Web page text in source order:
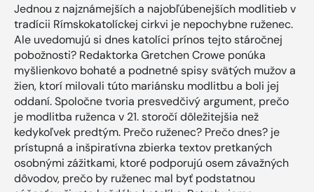
Jednou z najznámejších a najobľúbenejších modlitieb v
tradícii Rímskokatolíckej cirkvi je nepochybne ruženec.
Ale uvedomujú si dnes katolíci prínos tejto stáročnej
pobožnosti? Redaktorka Gretchen Crowe ponúka
myšlienkovo bohaté a podnetné spisy svätých mužov a
žien, ktorí milovali túto mariánsku modlitbu a boli jej
oddaní. Spoločne tvoria presvedčivý argument, prečo
je modlitba ruženca v 21. storočí dôležitejšia než
kedykoľvek predtým. Prečo ruženec? Prečo dnes? je
prístupná a inšpiratívna zbierka textov pretkaných
osobnými zážitkami, ktoré podporujú osem závažných
dôvodov, prečo by ruženec mal byť podstatnou